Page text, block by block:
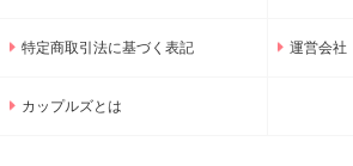
特定商取引法に基づく表記 運営会社
カップルズとは